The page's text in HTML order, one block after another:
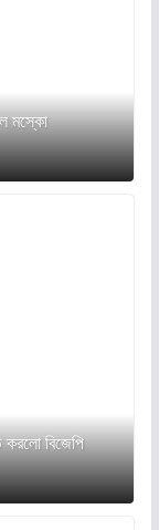
মস্কো
করলো বিজেপি